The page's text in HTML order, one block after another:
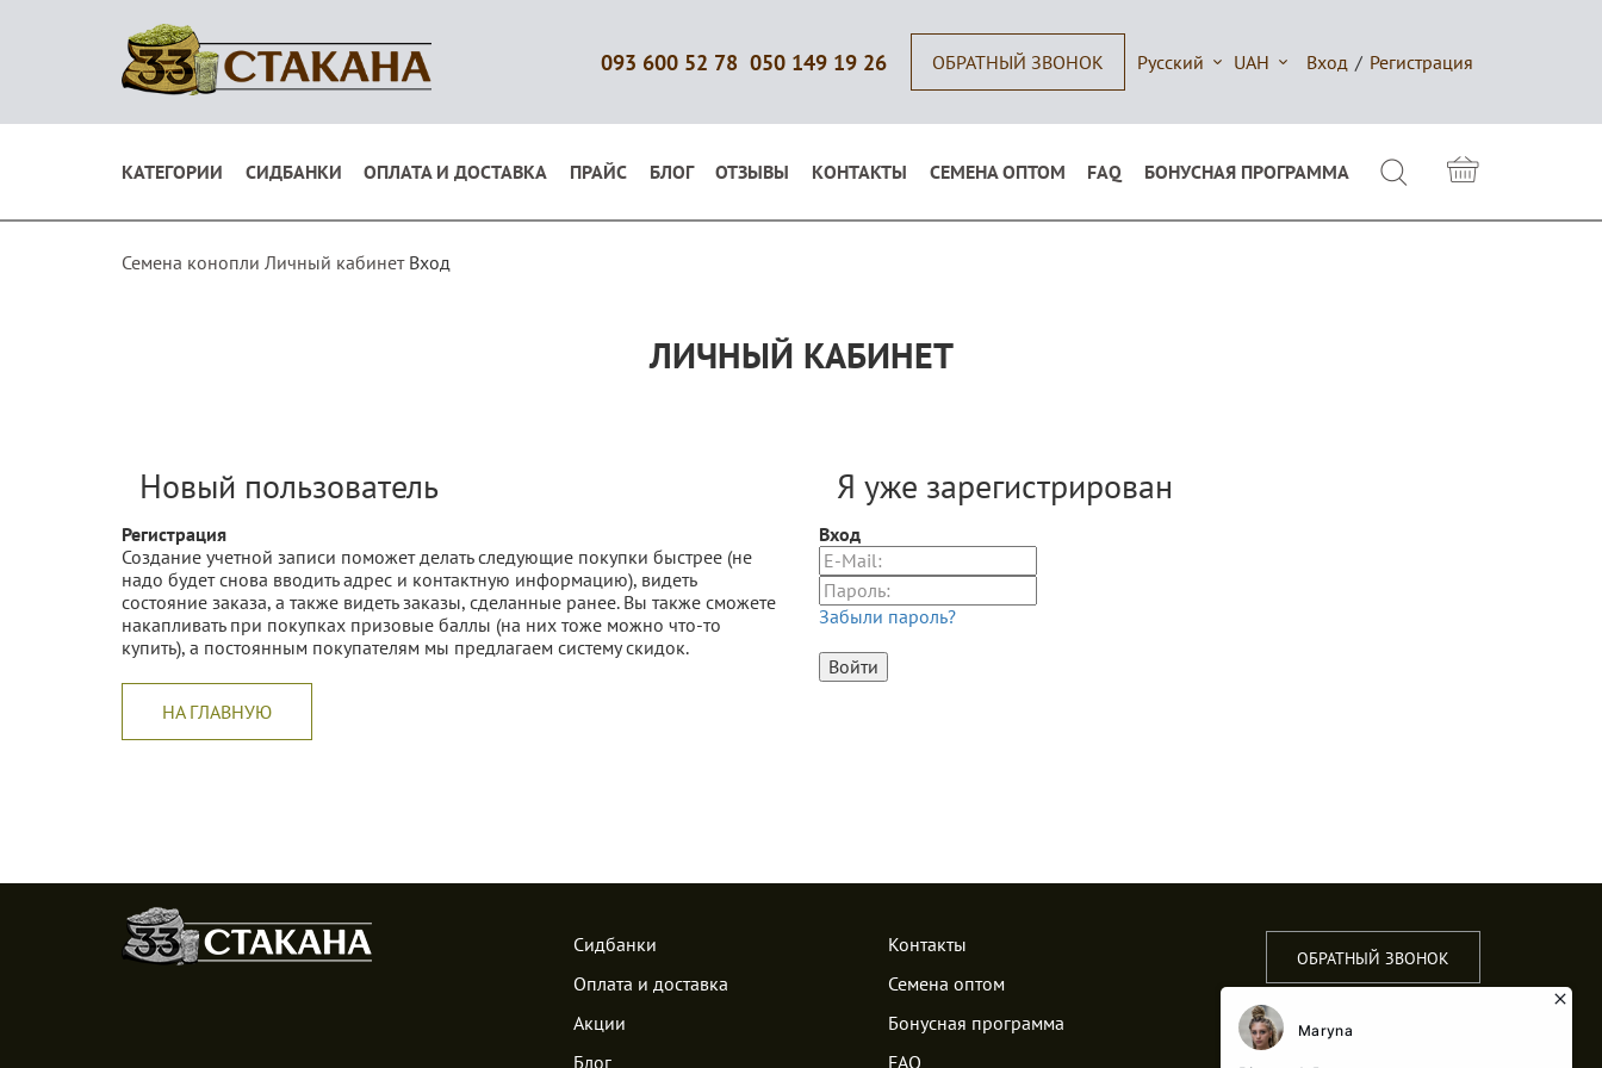
093 600 52 78 050 149 19 26 ОБРАТНЫЙ ЗВОНОК Русский UAH Вход / Регистрация
КАТЕГОРИИ СИДБАНКИ ОПЛАТА И ДОСТАВКА ПРАЙС БЛОГ ОТЗЫВЫ КОНТАКТЫ СЕМЕНА ОПТОМ FAQ БОНУСНАЯ ПРОГРАММА
Семена конопли Личный кабинетВход
ЛИЧНЫЙ КАБИНЕТ
Новый пользователь
Регистрация
Создание учетной записи поможет делать следующие покупки быстрее (не
надо будет снова вводить адрес и контактную информацию), видеть
состояние заказа, а также видеть заказы, сделанные ранее. Вы также сможете
накапливать при покупках призовые баллы (на них тоже можно что-то
купить), а постоянным покупателям мы предлагаем систему скидок.
НА ГЛАВНУЮ
Я уже зарегистрирован
Вход
Забыли пароль?
Сидбанки
Оплата и доставка
Акции
Блог
Контакты
Семена оптом
Бонусная программа
FAQ
ОБРАТНЫЙ ЗВОНОК